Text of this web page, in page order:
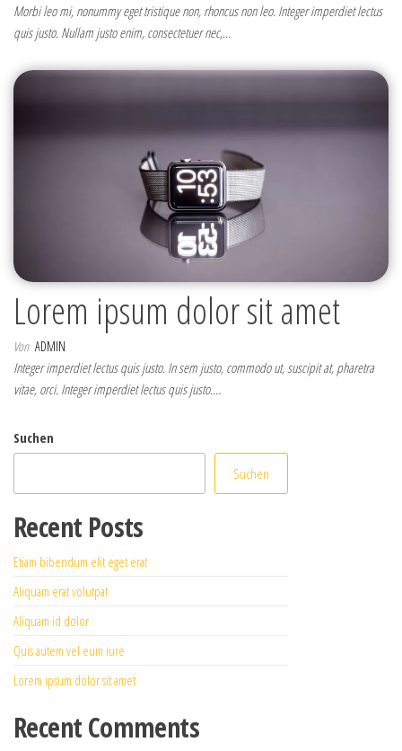
Morbi leo mi, nonummy eget tristique non, rhoncus non leo. Integer imperdiet lectus
quis justo. Nullam justo enim, consectetuer nec,…
Lorem ipsum dolor sit amet
Von ADMIN
Integer imperdiet lectus quis justo. In sem justo, commodo ut, suscipit at, pharetra
vitae, orci. Integer imperdiet lectus quis justo.…
Suchen
Suchen
Recent Posts
Etiam bibendum elit eget erat
Aliquam erat volutpat
Aliquam id dolor
Quis autem vel eum iure
Lorem ipsum dolor sit amet
Recent Comments